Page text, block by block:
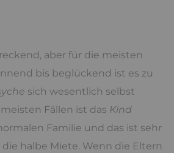
aber für die meisten
bis beglückend ist es zu
sich wesentlich selbst
Fällen ist das Kind
Familie und das ist sehr
halbe Miete. Wenn die Eltern